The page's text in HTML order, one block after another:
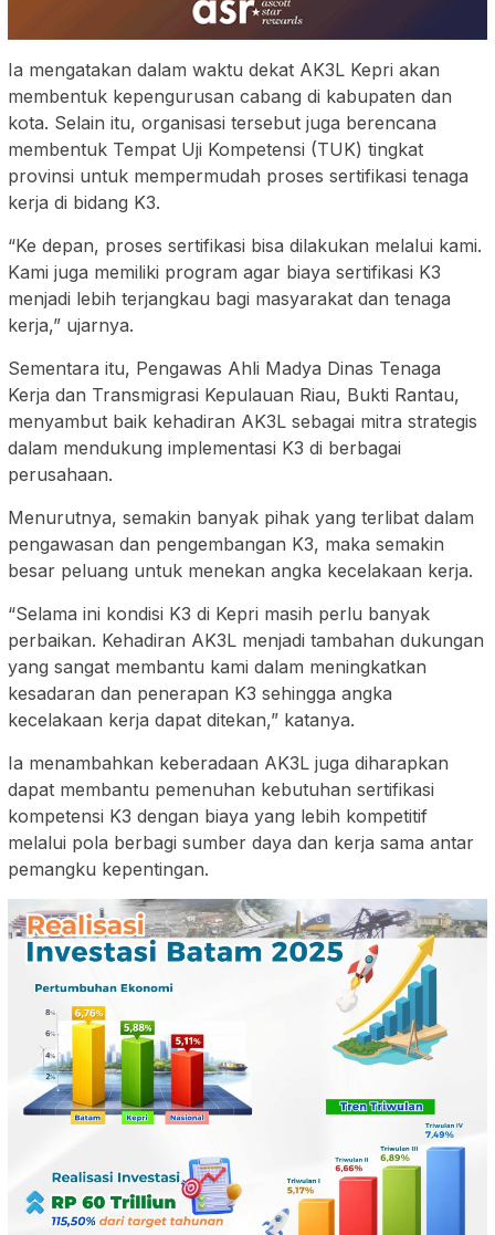
Ia mengatakan dalam waktu dekat AK3L Kepri akan
membentuk kepengurusan cabang di kabupaten dan
kota. Selain itu, organisasi tersebut juga berencana
membentuk Tempat Uji Kompetensi (TUK) tingkat
provinsi untuk mempermudah proses sertifikasi tenaga
kerja di bidang K3.
“Ke depan, proses sertifikasi bisa dilakukan melalui kami.
Kami juga memiliki program agar biaya sertifikasi K3
menjadi lebih terjangkau bagi masyarakat dan tenaga
kerja,” ujarnya.
Sementara itu, Pengawas Ahli Madya Dinas Tenaga
Kerja dan Transmigrasi Kepulauan Riau, Bukti Rantau,
menyambut baik kehadiran AK3L sebagai mitra strategis
dalam mendukung implementasi K3 di berbagai
perusahaan.
Menurutnya, semakin banyak pihak yang terlibat dalam
pengawasan dan pengembangan K3, maka semakin
besar peluang untuk menekan angka kecelakaan kerja.
“Selama ini kondisi K3 di Kepri masih perlu banyak
perbaikan. Kehadiran AK3L menjadi tambahan dukungan
yang sangat membantu kami dalam meningkatkan
kesadaran dan penerapan K3 sehingga angka
kecelakaan kerja dapat ditekan,” katanya.
Ia menambahkan keberadaan AK3L juga diharapkan
dapat membantu pemenuhan kebutuhan sertifikasi
kompetensi K3 dengan biaya yang lebih kompetitif
melalui pola berbagi sumber daya dan kerja sama antar
pemangku kepentingan.